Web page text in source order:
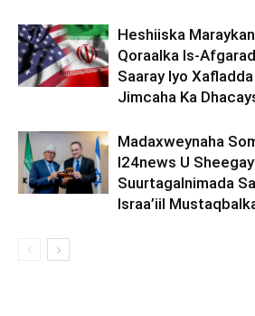
Heshiiska
Qoraalka Is-
Saaray Iyo
Jimcaha Ka
Madaxweynaha
I24news U
Suurtagalnimada
Israa’iil